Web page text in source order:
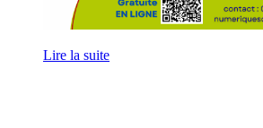
Lire la suite